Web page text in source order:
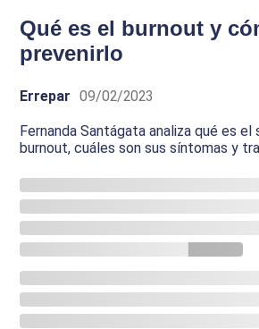
Qué es el burnout y
prevenirlo
Errepar 09/02/2023
Fernanda Santágata analiza qué es el
burnout, cuáles son sus síntomas y